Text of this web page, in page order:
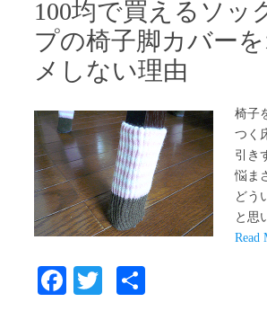
100均で買えるソッ
プの椅子脚カバー
メしない理由
椅子
つく
引き
悩ま
どう
と思
Read
Fa
T